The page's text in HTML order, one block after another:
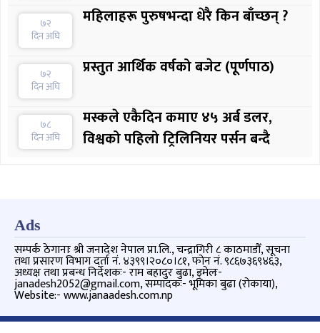
७२
दिन अघि
महिलाहरू पुरुषभन्दा धेरै किन बाँच्छन् ?
७२
दिन अघि
प्रस्तुत आर्थिक वर्षको बजेट (पूर्णपाठ)
७८
दिन अघि
मस्कले एकैदिन कमाए ४५ अर्ब डलर,
विश्वको पहिलो ट्रिलिनियर पर्सन बन्दै
Ads
सम्पर्क ठेगानाः श्री जनादेश नेपाल प्रा.लि., चन्द्रागिरी ८ काठमाडौँ, सूचना
तथा प्रसारण विभाग दर्ता नं. ४३९९।२०८०।८१, फोन नं. ९८६७३६९४६३,
अध्यक्ष तथा प्रबन्ध निर्देशकः- राम बहादुर बुढा, इमेलः-
janadesh2052@gmail.com, सम्पादकः- भूमिका बुढा (रोकाया),
Website:- www.janaadesh.com.np